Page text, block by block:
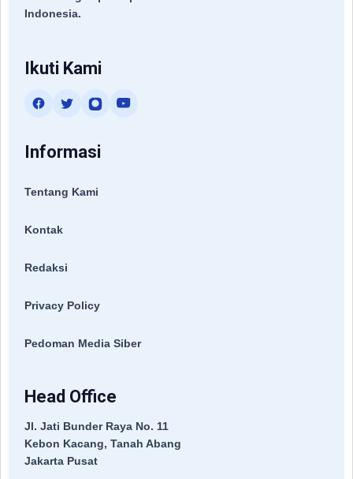
Indonesia.
Ikuti Kami
Informasi
Tentang Kami
Kontak
Redaksi
Privacy Policy
Pedoman Media Siber
Head Office
Jl. Jati Bunder Raya No. 11
Kebon Kacang, Tanah Abang
Jakarta Pusat